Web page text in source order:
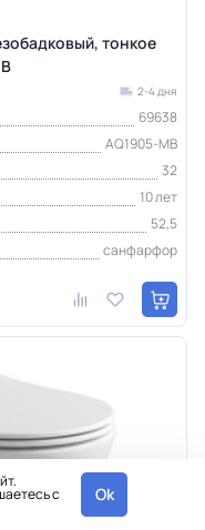
тонкое
2-4 дня
69638
AQ1905-MB
32
10 лет
52,5
санфарфор
с Ok